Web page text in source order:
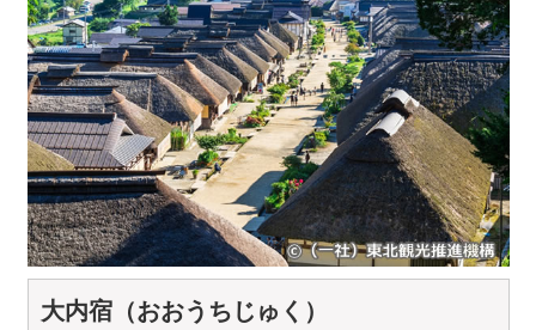
大内宿（おおうちじゅく）